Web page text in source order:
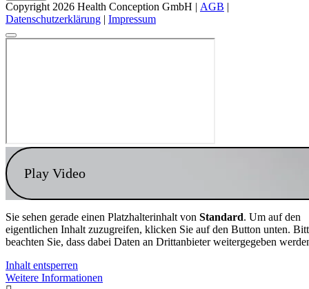
Copyright 2026 Health Conception GmbH | AGB
Datenschutzerklärung
Impressum
Play Video
Sie sehen gerade einen Platzhalterinhalt von Standard. Um auf den
eigentlichen Inhalt zuzugreifen, klicken Sie auf den Button unten.
beachten Sie, dass dabei Daten an Drittanbieter weitergegeben
Inhalt entsperren
Weitere Informationen